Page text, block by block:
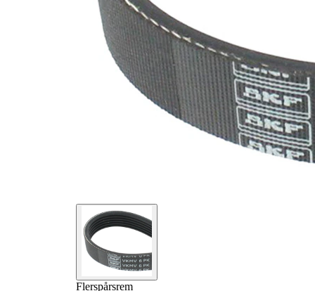
Flerspårsrem